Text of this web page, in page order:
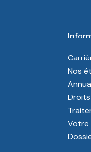
Nos
Votre